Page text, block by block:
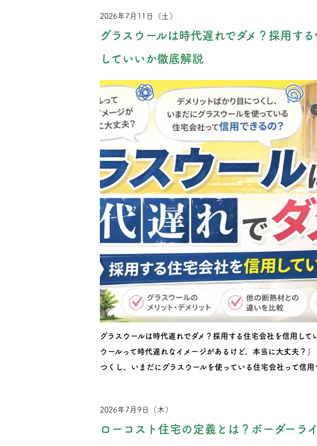
2026年7月11日（土）
グラスウールは時代遅れでダメ？採用す
していいか徹底解説
グラスウールは時代遅れでダメ？採用する住宅会社を信用して
ウールって時代遅れなイメージがあるけど、本当に大丈夫？
つくし、いまだにグラスウールを使っている住宅会社って信
2026年7月9日（木）
ローコスト住宅の定義とは？ボーダーラ